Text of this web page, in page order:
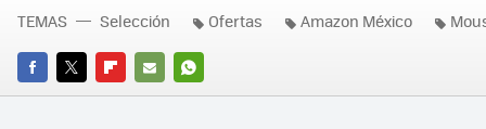
FACEBOOK
TWITTERFLIPBOARD
E-
WHATSAPP
TEMAS Selección Ofertas Amazon México